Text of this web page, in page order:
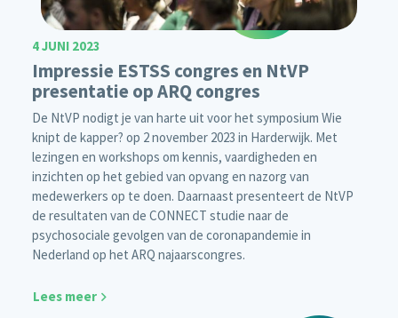
4 JUNI 2023
Impressie ESTSS congres en NtVP
presentatie op ARQ congres
De NtVP nodigt je van harte uit voor het symposium Wie
knipt de kapper? op 2 november 2023 in Harderwijk. Met
lezingen en workshops om kennis, vaardigheden en
inzichten op het gebied van opvang en nazorg van
medewerkers op te doen. Daarnaast presenteert de NtVP
de resultaten van de CONNECT studie naar de
psychosociale gevolgen van de coronapandemie in
Nederland op het ARQ najaarscongres.
Lees meer